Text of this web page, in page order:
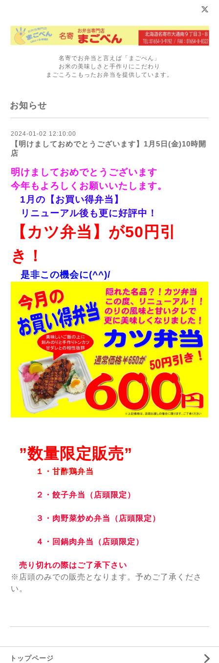
名寄でお弁当と言えば「まごべん」
お米の美味しさと手作りにこだわり
まごころこもったお弁当を提供しています。
お知らせ
2024-01-02 12:10:00
【明けましておめでとうございます】1月5日(金)10時開
店
明けましておめでとうございます
今年もよろしくお願いいたします。
1月の【お買い得弁当】
リニューアル後も更に好評中！
【カツ弁当】が50円引
き！
是非この機会に(^^)/
”数量限定販売”
１・甘酢鶏弁当
２・餃子弁当（店頭限定）
３・肉野菜炒め弁当（店頭限定）
４・回鍋肉弁当（店頭限定）
売り切れの際はご了承下さい
※店頭のみでの販売となります。 予めご了承くださ
い。
トップページ